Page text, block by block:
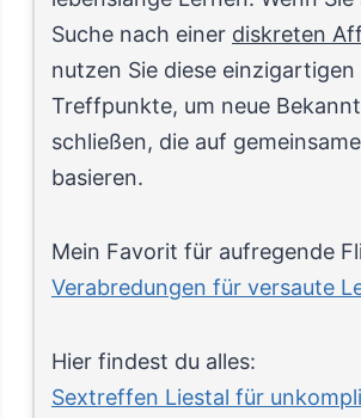
Suche nach einer diskreten
nutzen Sie diese einzigartigen
Treffpunkte, um neue
schließen, die auf
basieren.
Mein Favorit für aufregende
Verabredungen für versaute
Hier findest du alles:
Sextreffen Liestal für